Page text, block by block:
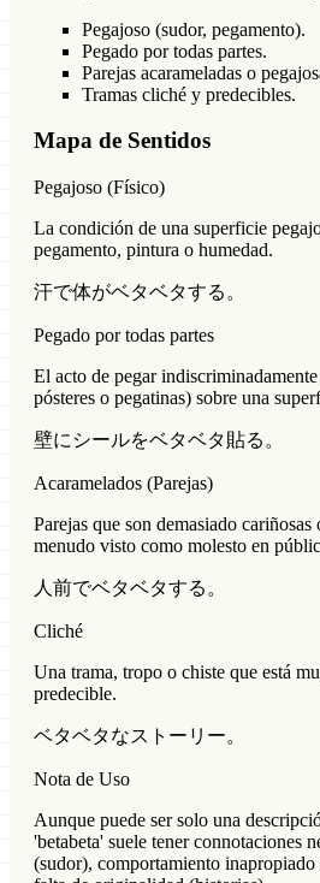
Pegajoso (sudor, pegamento).
Pegado por todas partes.
Parejas acarameladas o
Tramas cliché y predecibles.
Mapa de Sentidos
Pegajoso (Físico)
La condición de una superficie
pegamento, pintura o humedad.
汗で体がベタベタする。
Pegado por todas partes
El acto de pegar
pósteres o pegatinas) sobre una
壁にシールをベタベタ貼る。
Acaramelados (Parejas)
Parejas que son demasiado cariñosas
menudo visto como molesto en
人前でベタベタする。
Cliché
Una trama, tropo o chiste que está
predecible.
ベタベタなストーリー。
Nota de Uso
Aunque puede ser solo una
'betabeta' suele tener connotaciones
(sudor), comportamiento